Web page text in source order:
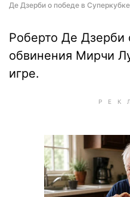
Де Дзерби о победе в
Роберто Де Дзерби
обвинения Мирчи
игре.